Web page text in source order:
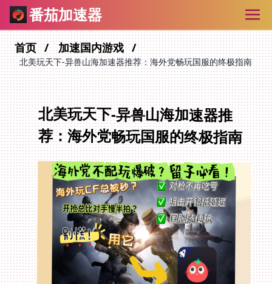
番茄加速器
首页 加速国内游戏
北美玩天下-异兽山海加速器推荐：海外党畅玩国服的终极指南
北美玩天下-异兽山海加速器推
荐：海外党畅玩国服的终极指南